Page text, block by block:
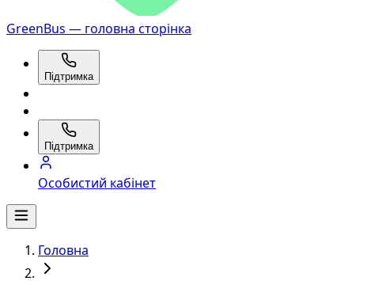
GreenBus — головна сторінка
Підтримка
Підтримка
Особистий кабінет
Головна